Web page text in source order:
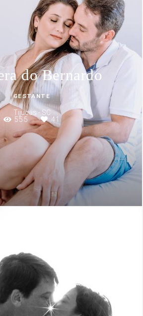
do Bernardo
GESTANTE
Tijucas - SC
555
41